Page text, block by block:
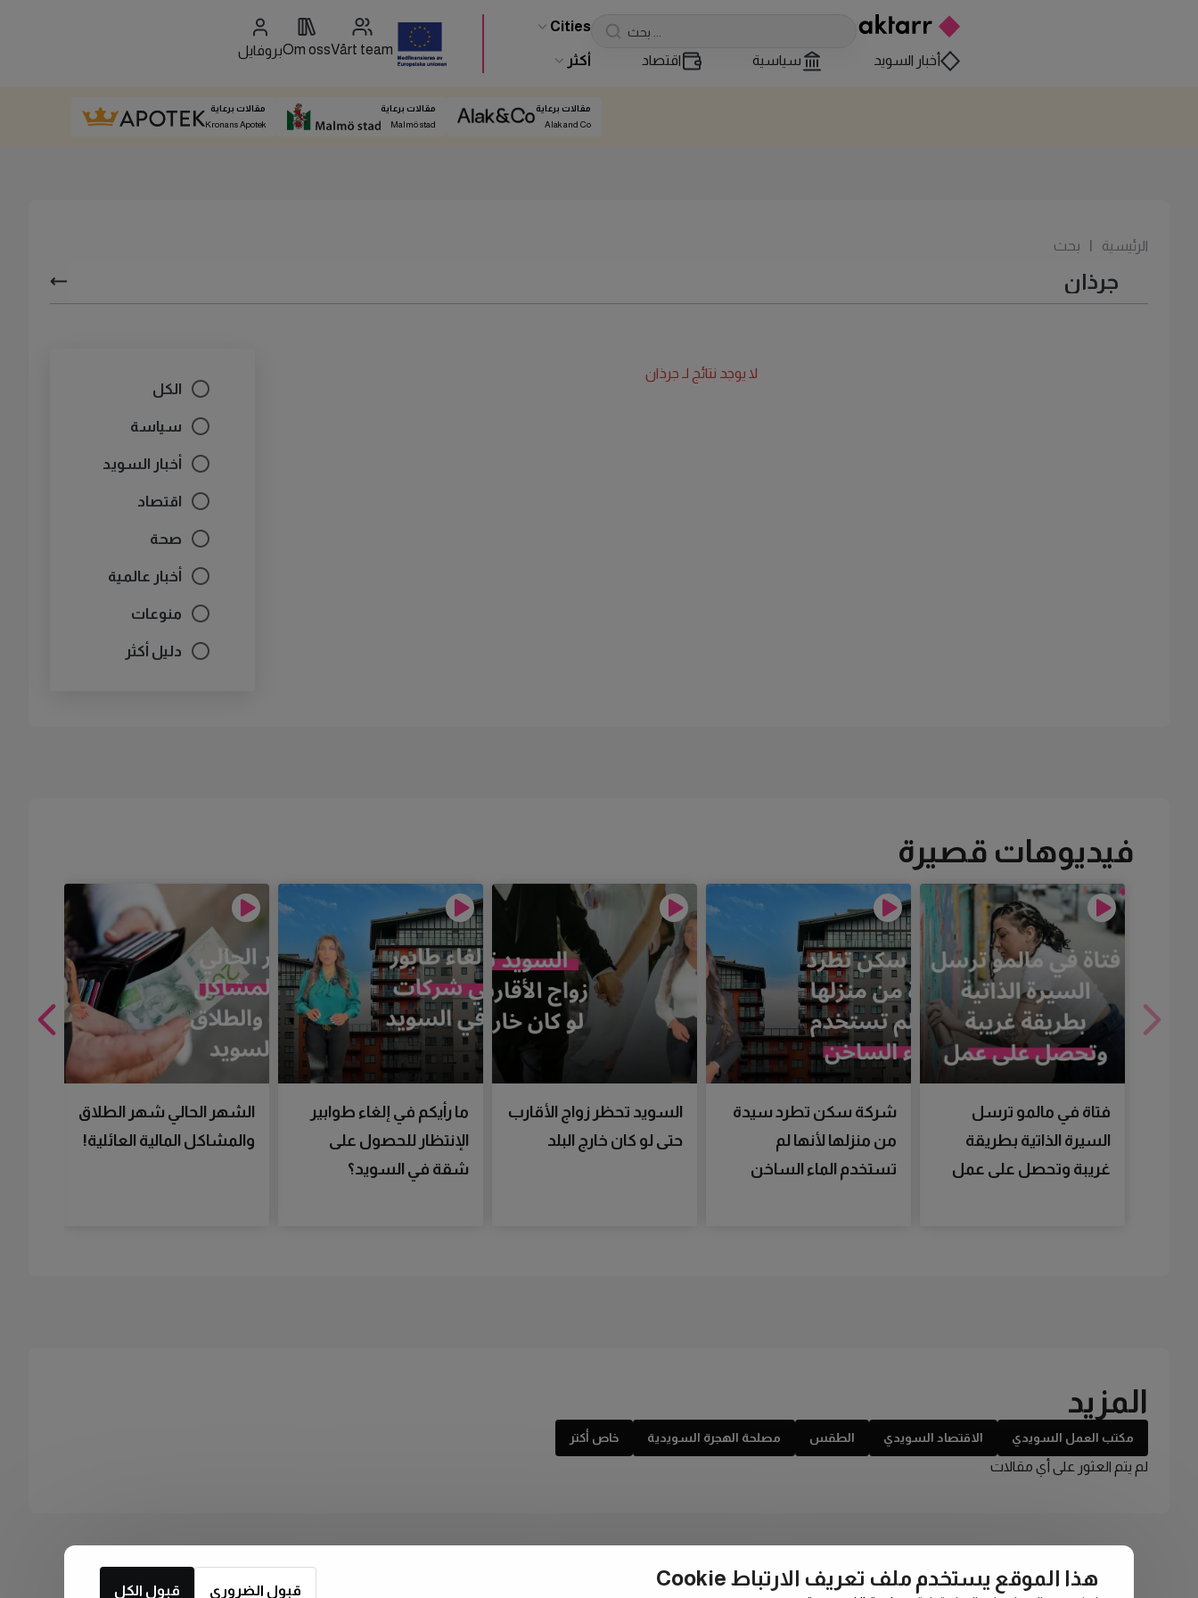
Cities
أخبار السويد سياسية اقتصاد أكثر
Vårt team
Om ossبروفايل
مقالات برعاية
Alak and Co
مقالات برعاية
Malmö stad
مقالات برعاية
Kronans Apotek
الرئيسية | بحث
الكل
سياسة
أخبار السويد
اقتصاد
صحة
أخبار عالمية
منوعات
دليل أكثر
لا يوجد نتائج لـ جرذان
فيديوهات قصيرة
فتاة في مالمو ترسل
السيرة الذاتية بطريقة
غريبة وتحصل على عمل
شركة سكن تطرد سيدة
من منزلها لأنها لم
تستخدم الماء الساخن
السويد تحظر زواج الأقارب
حتى لو كان خارج البلد
ما رأيكم في إلغاء طوابير
الإنتظار للحصول على
شقة في السويد؟
الشهر الحالي شهر الطلاق
والمشاكل المالية العائلية!
المزيد
مكتب العمل السويدي الاقتصاد السويدي الطقس مصلحة الهجرة السويدية خاص أكتر
لم يتم العثور على أي مقالات
هذا الموقع يستخدم ملف تعريف الارتباط Cookie
قبول الكل قبول الضروري